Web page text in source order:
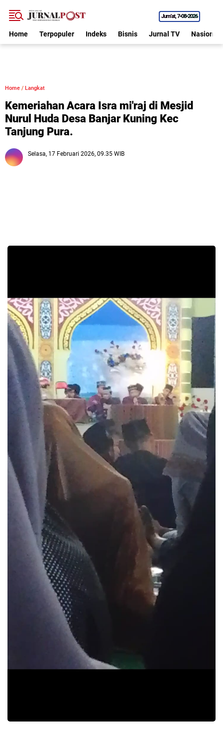
Jum'at 7•08•2026
Home Terpopuler Indeks Bisnis Jurnal TV Nasional
Home / Langkat
Kemeriahan Acara Isra mi'raj di Mesjid
Nurul Huda Desa Banjar Kuning Kec
Tanjung Pura.
Selasa, 17 Februari 2026, 09.35 WIB